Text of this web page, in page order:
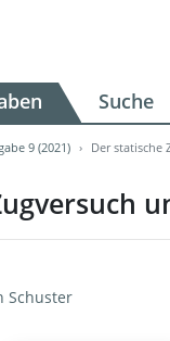
Suche
9 (2021) Der statische
Schuster